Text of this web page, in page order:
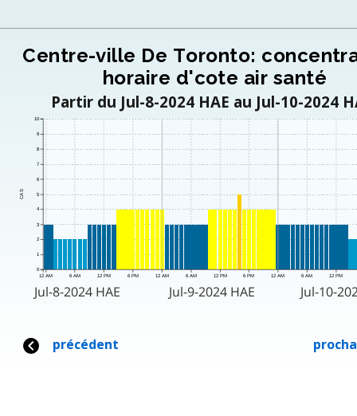
Centre-ville De Toronto:
horaire d'cote air santé
Partir du Jul-8-2024 HAE au Jul-10-2024
12 AM 6 AM 12 PM 6 PM 12 AM 6 AM 12 PM 6 PM 12 AM 6 AM 12 PM
CAS
0
1
2
3
4
5
6
7
8
9
10
Jul-8-2024 HAE Jul-9-2024 HAE Jul-10-
précédent